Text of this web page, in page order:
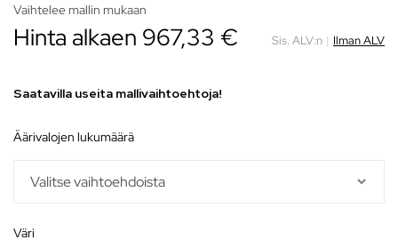
Vaihtelee mallin mukaan
Hinta alkaen 967,33 € Sis. ALV:n | Ilman ALV
Saatavilla useita mallivaihtoehtoja!
äärivalojen lukumäärä
väri